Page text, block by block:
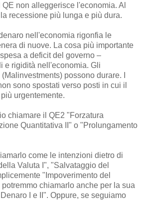
non alleggerisce l'economia. Al
recessione più lunga e più dura.
nell'economia rigonfia le
di nuove. La cosa più importante
a deficit del governo –
e rigidità nell'economia. Gli
possono durare. I
sono spostati verso posti in cui il
urgentemente.
chiamare il QE2 "Forzatura
Quantitativa II" o "Prolungamento
come le intenzioni dietro di
Valuta I", "Salvataggio del
"Impoverimento del
chiamarlo anche per la sua
I e II". Oppure, se seguiamo